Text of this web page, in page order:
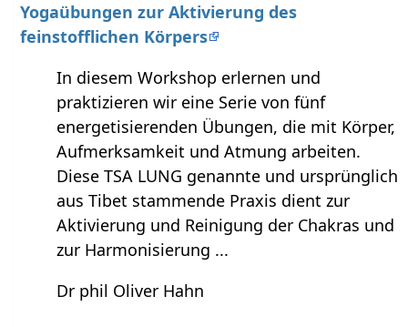
Yogaübungen zur Aktivierung des
feinstofflichen Körpers
In diesem Workshop erlernen und
praktizieren wir eine Serie von fünf
energetisierenden Übungen, die mit Körper,
Aufmerksamkeit und Atmung arbeiten.
Diese TSA LUNG genannte und ursprünglich
aus Tibet stammende Praxis dient zur
Aktivierung und Reinigung der Chakras und
zur Harmonisierung ...
Dr phil Oliver Hahn